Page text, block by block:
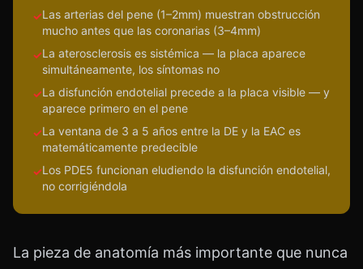
✓Las arterias del pene (1–2mm) muestran obstrucción
mucho antes que las coronarias (3–4mm)
✓La aterosclerosis es sistémica — la placa aparece
simultáneamente, los síntomas no
✓La disfunción endotelial precede a la placa visible — y
aparece primero en el pene
✓La ventana de 3 a 5 años entre la DE y la EAC es
matemáticamente predecible
✓Los PDE5 funcionan eludiendo la disfunción endotelial,
no corrigiéndola
La pieza de anatomía más importante que nunca